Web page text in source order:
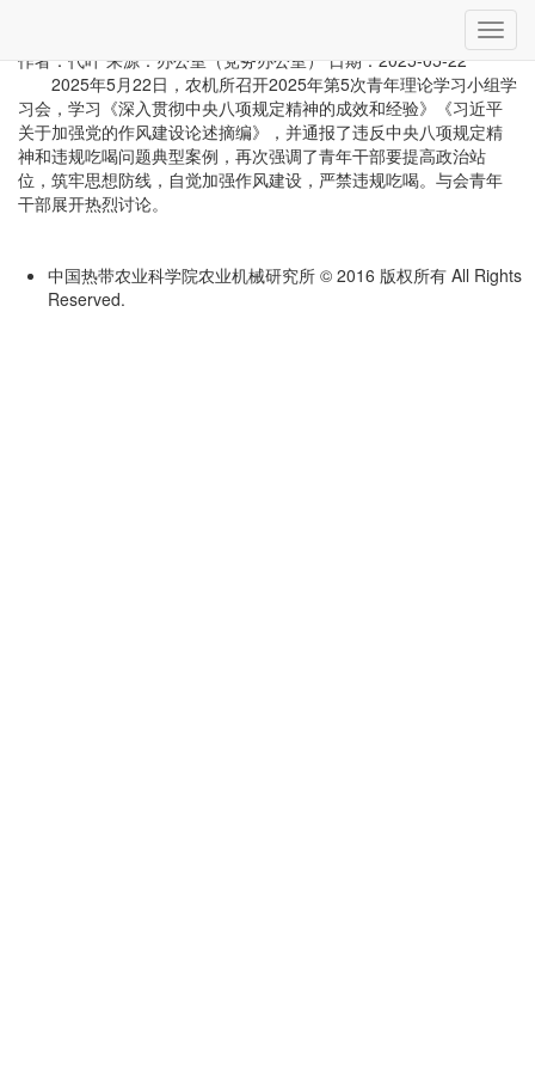
切
换
导
航
作者：代叶来源：办公室（党务办公室）日期：2025-05-22
2025年5月22日，农机所召开2025年第5次青年理论学习小组学
习会，学习《深入贯彻中央八项规定精神的成效和经验》《习近平
关于加强党的作风建设论述摘编》，并通报了违反中央八项规定精
神和违规吃喝问题典型案例，再次强调了青年干部要提高政治站
位，筑牢思想防线，自觉加强作风建设，严禁违规吃喝。与会青年
干部展开热烈讨论。
中国热带农业科学院农业机械研究所 © 2016 版权所有 All Rights
Reserved.